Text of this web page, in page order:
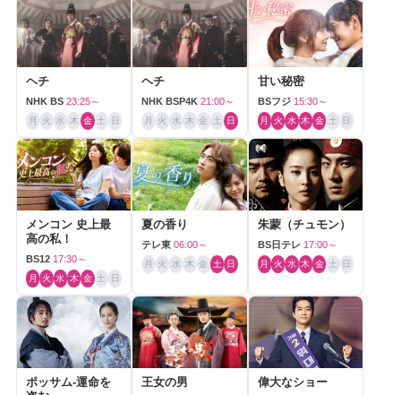
ヘチ
NHK BS 23:25～
月 火 水 木 金 土 日
ヘチ
NHK BSP4K 21:00～
月 火 水 木 金 土 日
甘い秘密
BSフジ 15:30～
月 火 水 木 金 土 日
メンコン 史上最
高の私！
BS12 17:30～
月 火 水 木 金 土 日
夏の香り
テレ東 06:00～
月 火 水 木 金 土 日
朱蒙（チュモン）
BS日テレ 17:00～
月 火 水 木 金 土 日
ポッサム-運命を
王女の男 偉大なショー